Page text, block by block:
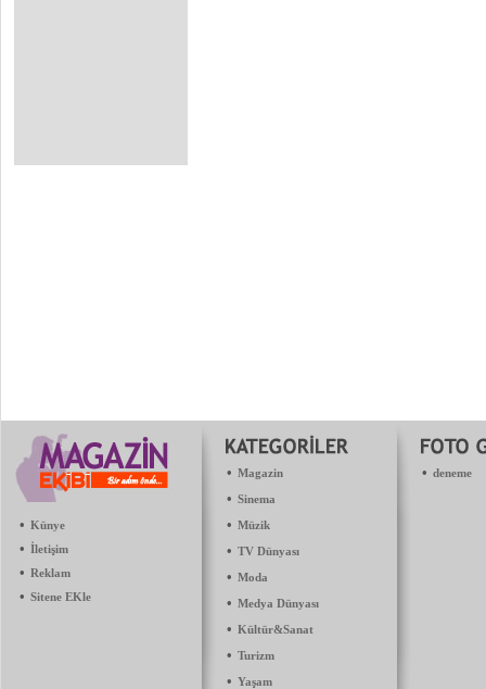
• Künye
• İletişim
• Reklam
• Sitene EKle
• Magazin
• Sinema
• Müzik
• TV Dünyası
• Moda
• Medya Dünyası
• Kültür&Sanat
• Turizm
• Yaşam
• deneme